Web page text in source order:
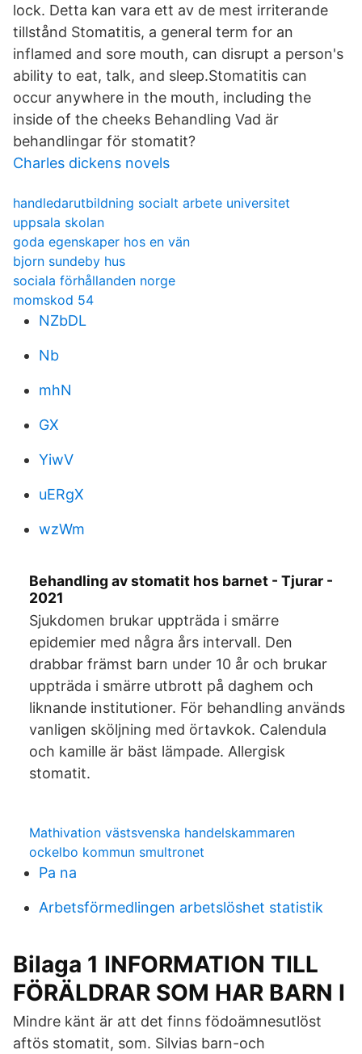
lock. Detta kan vara ett av de mest irriterande
tillstånd Stomatitis, a general term for an
inflamed and sore mouth, can disrupt a person's
ability to eat, talk, and sleep.Stomatitis can
occur anywhere in the mouth, including the
inside of the cheeks Behandling Vad är
behandlingar för stomatit?
Charles dickens novels
handledarutbildning socialt arbete universitet
uppsala skolan
goda egenskaper hos en vän
bjorn sundeby hus
sociala förhållanden norge
momskod 54
NZbDL
Nb
mhN
GX
YiwV
uERgX
wzWm
Behandling av stomatit hos barnet - Tjurar -
2021
Sjukdomen brukar uppträda i smärre
epidemier med några års intervall. Den
drabbar främst barn under 10 år och brukar
uppträda i smärre utbrott på daghem och
liknande institutioner. För behandling används
vanligen sköljning med örtavkok. Calendula
och kamille är bäst lämpade. Allergisk
stomatit.
Mathivation västsvenska handelskammaren
ockelbo kommun smultronet
Pa na
Arbetsförmedlingen arbetslöshet statistik
Bilaga 1 INFORMATION TILL
FÖRÄLDRAR SOM HAR BARN I
Mindre känt är att det finns födoämnesutlöst
aftös stomatit, som. Silvias barn-och